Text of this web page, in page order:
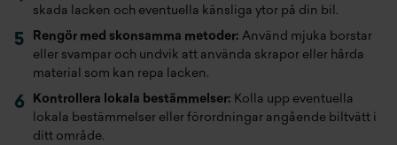
skada lacken och eventuella känsliga ytor på din bil.
Rengör med skonsamma metoder: Använd mjuka borstar
eller svampar och undvik att använda skrapor eller hårda
material som kan repa lacken.
Kontrollera lokala bestämmelser: Kolla upp eventuella
lokala bestämmelser eller förordningar angående biltvätt i
ditt område.